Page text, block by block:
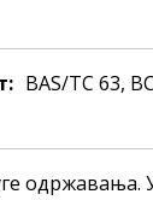
BAS/TC 63,